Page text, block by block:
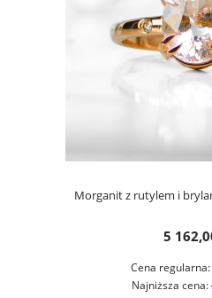
Morganit z rutylem i
5
Cena regularna:
Najniższa cena: